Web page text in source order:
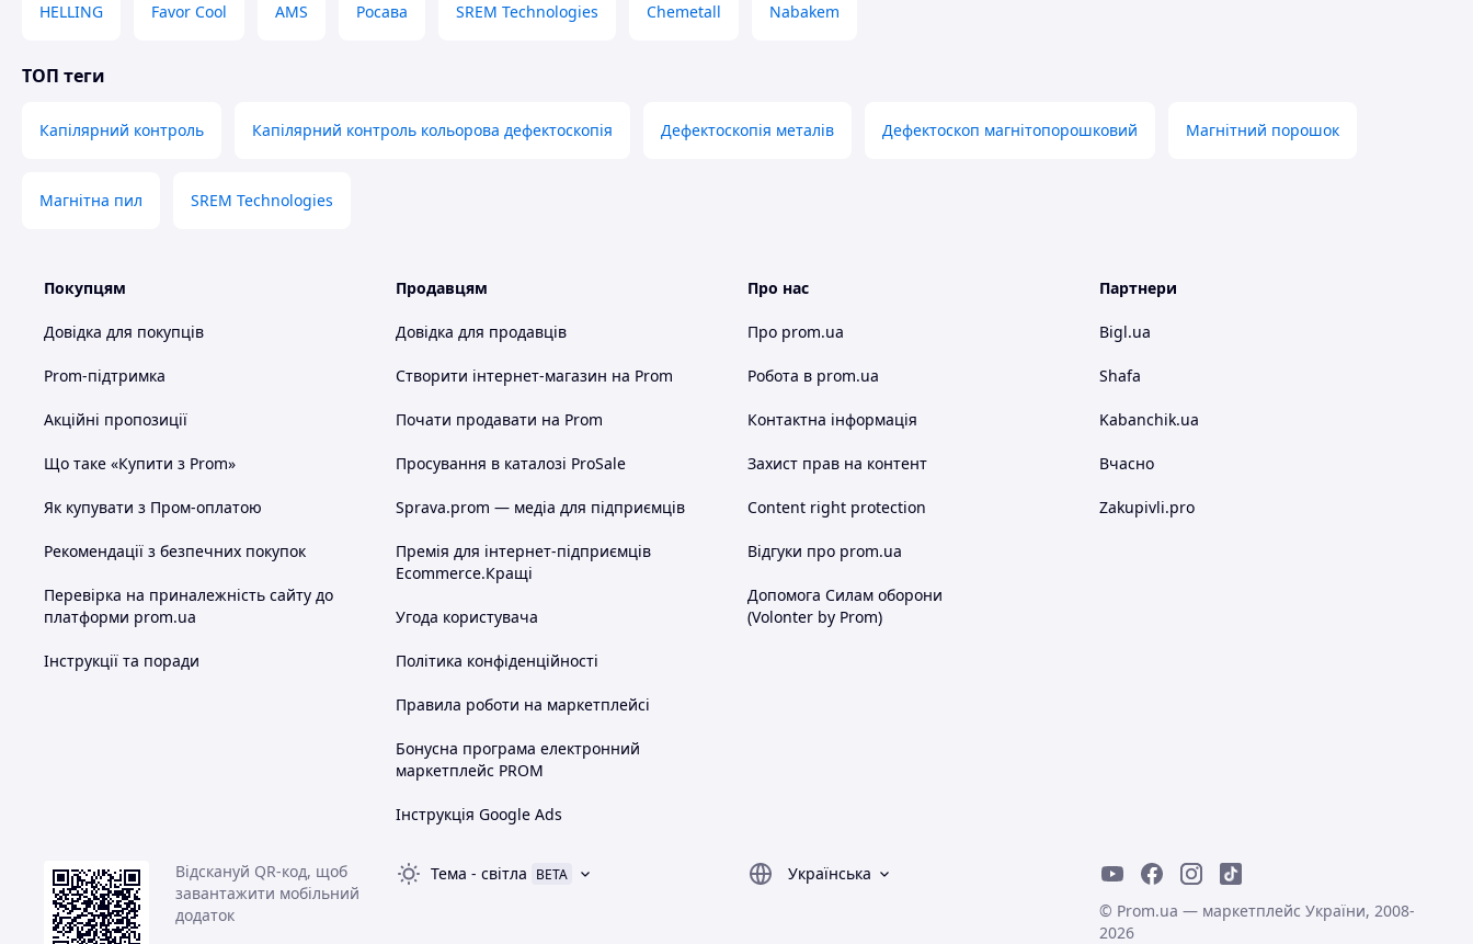
HELLING Favor Cool AMS Росава SREM Technologies Chemetall Nabakem
ТОП теги
Капілярний контроль Капілярний контроль кольорова дефектоскопія Дефектоскопія металів Дефектоскоп магнітопорошковий Магнітний порошок
Магнітна пил SREM Technologies
Покупцям
Довідка для покупців
Prom-підтримка
Акційні пропозиції
Що таке «Купити з Prom»
Як купувати з Пром-оплатою
Рекомендації з безпечних покупок
Перевірка на приналежність сайту до
платформи prom.ua
Інструкції та поради
Продавцям
Довідка для продавців
Створити інтернет-магазин на Prom
Почати продавати на Prom
Просування в каталозі ProSale
Sprava.prom — медіа для підприємців
Премія для інтернет-підприємців
Ecommerce.Кращі
Угода користувача
Політика конфіденційності
Правила роботи на маркетплейсі
Бонусна програма електронний
маркетплейс PROM
Інструкція Google Ads
Про нас
Про prom.ua
Робота в prom.ua
Контактна інформація
Захист прав на контент
Content right protection
Відгуки про prom.ua
Допомога Силам оборони
(Volonter by Prom)
Партнери
Bigl.ua
Shafa
Kabanchik.ua
Вчасно
Zakupivli.pro
Відскануй QR-код, щоб
завантажити мобільний
додаток
Тема - світла BETA
Українська
© Prom.ua — маркетплейс України, 2008-
2026